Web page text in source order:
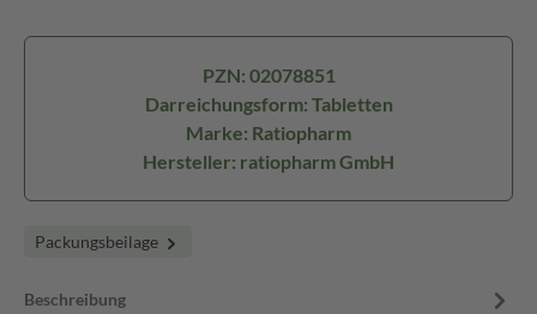
PZN: 02078851
Darreichungsform: Tabletten
Marke: Ratiopharm
Hersteller: ratiopharm GmbH
Packungsbeilage
Beschreibung